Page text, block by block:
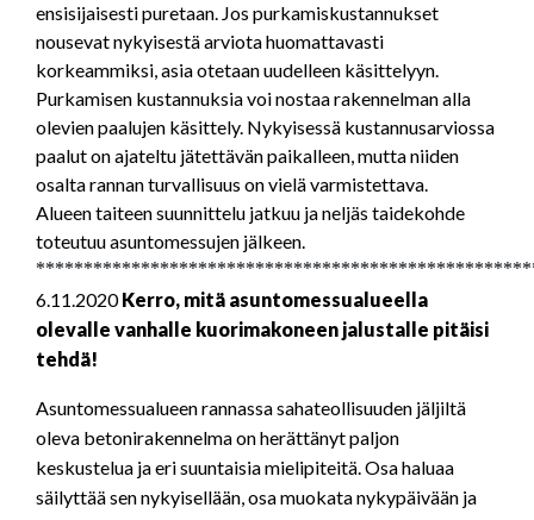
ensisijaisesti puretaan. Jos purkamiskustannukset
nousevat nykyisestä arviota huomattavasti
korkeammiksi, asia otetaan uudelleen käsittelyyn.
Purkamisen kustannuksia voi nostaa rakennelman alla
olevien paalujen käsittely. Nykyisessä kustannusarviossa
paalut on ajateltu jätettävän paikalleen, mutta niiden
osalta rannan turvallisuus on vielä varmistettava.
Alueen taiteen suunnittelu jatkuu ja neljäs taidekohde
toteutuu asuntomessujen jälkeen.
6.11.2020Kerro, mitä asuntomessualueella
olevalle vanhalle kuorimakoneen jalustalle pitäisi
tehdä!
Asuntomessualueen rannassa sahateollisuuden jäljiltä
oleva betonirakennelma on herättänyt paljon
keskustelua ja eri suuntaisia mielipiteitä. Osa haluaa
säilyttää sen nykyisellään, osa muokata nykypäivään ja